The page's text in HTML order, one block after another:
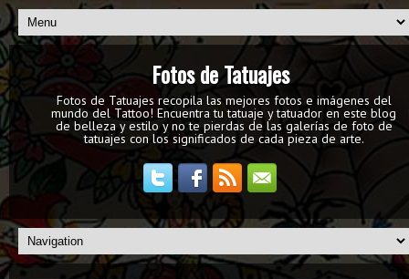
Fotos de Tatuajes
Fotos de Tatuajes recopila las mejores fotos e imágenes del
mundo del Tattoo! Encuentra tu tatuaje y tatuador en este blog
de belleza y estilo y no te pierdas de las galerías de foto de
tatuajes con los significados de cada pieza de arte.